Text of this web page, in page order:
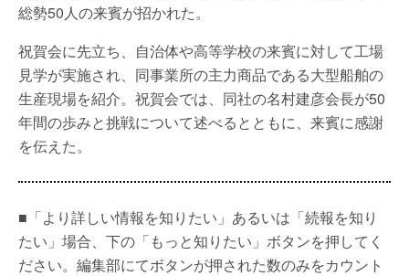
総勢50人の来賓が招かれた。
祝賀会に先立ち、自治体や高等学校の来賓に対して工場
見学が実施され、同事業所の主力商品である大型船舶の
生産現場を紹介。祝賀会では、同社の名村建彦会長が50
年間の歩みと挑戦について述べるとともに、来賓に感謝
を伝えた。
■「より詳しい情報を知りたい」あるいは「続報を知り
たい」場合、下の「もっと知りたい」ボタンを押してく
ださい。編集部にてボタンが押された数のみをカウント